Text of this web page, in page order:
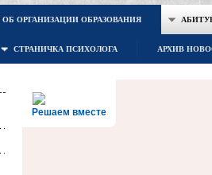
ОРГАНИЗАЦИИ ОБРАЗОВАНИЯ
СТРАНИЧКА ПСИХОЛОГА АРХИВ
Решаем вместе